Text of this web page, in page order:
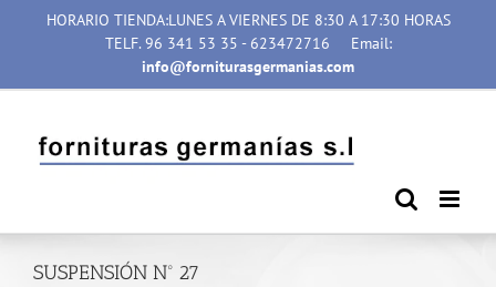
HORARIO TIENDA:LUNES A VIERNES DE 8:30 A 17:30 HORAS
TELF. 96 341 53 35 - 623472716
Email:
info@forniturasgermanias.com
SUSPENSIÓN Nº 27